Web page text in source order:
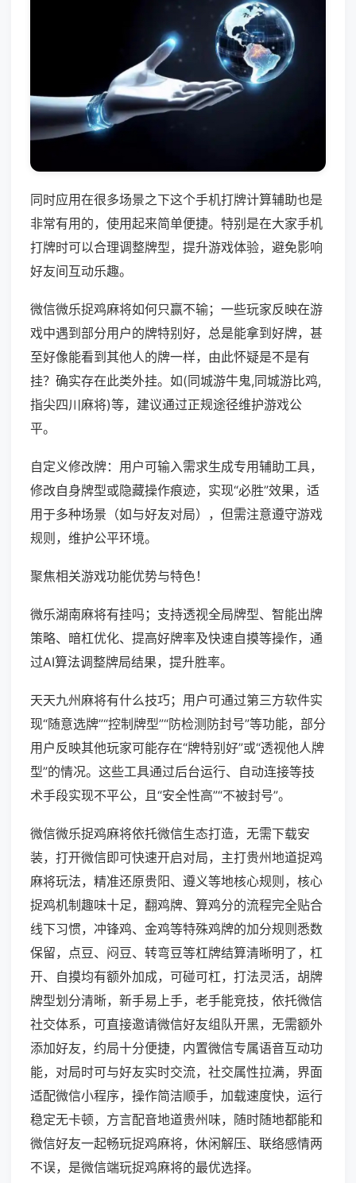
同时应用在很多场景之下这个手机打牌计算辅助也是
非常有用的，使用起来简单便捷。特别是在大家手机
打牌时可以合理调整牌型，提升游戏体验，避免影响
好友间互动乐趣。
微信微乐捉鸡麻将如何只赢不输；一些玩家反映在游
戏中遇到部分用户的牌特别好，总是能拿到好牌，甚
至好像能看到其他人的牌一样，由此怀疑是不是有
挂？确实存在此类外挂。如(同城游牛鬼,同城游比鸡,
指尖四川麻将)等，建议通过正规途径维护游戏公
平。
自定义修改牌：用户可输入需求生成专用辅助工具，
修改自身牌型或隐藏操作痕迹，实现“必胜”效果，适
用于多种场景（如与好友对局），但需注意遵守游戏
规则，维护公平环境。
聚焦相关游戏功能优势与特色！
微乐湖南麻将有挂吗；支持透视全局牌型、智能出牌
策略、暗杠优化、提高好牌率及快速自摸等操作，通
过AI算法调整牌局结果，提升胜率。
天天九州麻将有什么技巧；用户可通过第三方软件实
现“随意选牌”“控制牌型”“防检测防封号”等功能，部分
用户反映其他玩家可能存在“牌特别好”或“透视他人牌
型”的情况。这些工具通过后台运行、自动连接等技
术手段实现不平公，且“安全性高”“不被封号”。
微信微乐捉鸡麻将依托微信生态打造，无需下载安
装，打开微信即可快速开启对局，主打贵州地道捉鸡
麻将玩法，精准还原贵阳、遵义等地核心规则，核心
捉鸡机制趣味十足，翻鸡牌、算鸡分的流程完全贴合
线下习惯，冲锋鸡、金鸡等特殊鸡牌的加分规则悉数
保留，点豆、闷豆、转弯豆等杠牌结算清晰明了，杠
开、自摸均有额外加成，可碰可杠，打法灵活，胡牌
牌型划分清晰，新手易上手，老手能竞技，依托微信
社交体系，可直接邀请微信好友组队开黑，无需额外
添加好友，约局十分便捷，内置微信专属语音互动功
能，对局时可与好友实时交流，社交属性拉满，界面
适配微信小程序，操作简洁顺手，加载速度快，运行
稳定无卡顿，方言配音地道贵州味，随时随地都能和
微信好友一起畅玩捉鸡麻将，休闲解压、联络感情两
不误，是微信端玩捉鸡麻将的最优选择。